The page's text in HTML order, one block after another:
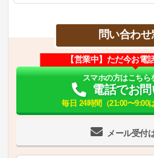
問い合わせ
メール受付
【営業中】ただ今お電
スマホの方はこちら
電話でお
毎日 24時間（21:00〜9:00